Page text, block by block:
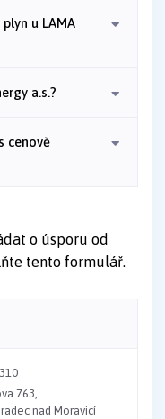
u LAMA
a.s.?
cenově
o úsporu od
tento formulář.
763,
nad Moravicí